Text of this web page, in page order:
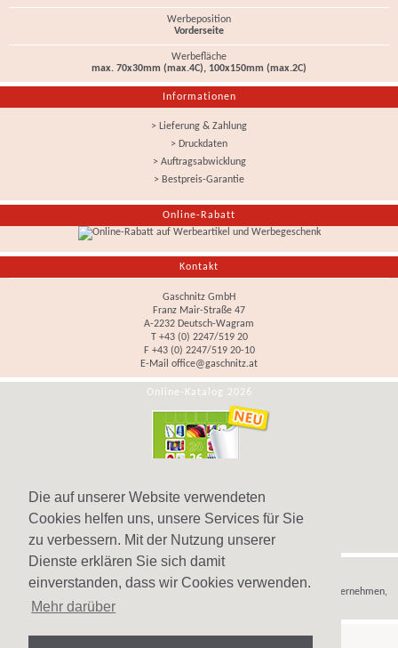
Die auf unserer Website verwendeten
Cookies helfen uns, unsere Services für Sie
zu verbessern. Mit der Nutzung unserer
Dienste erklären Sie sich damit
einverstanden, dass wir Cookies verwenden.
Mehr darüber
Werbeposition
Vorderseite
Werbefläche
max. 70x30mm (max.4C), 100x150mm (max.2C)
Informationen
> Lieferung & Zahlung
> Druckdaten
> Auftragsabwicklung
> Bestpreis-Garantie
Online-Rabatt
Kontakt
Gaschnitz GmbH
Franz Mair-Straße 47
A-2232 Deutsch-Wagram
T +43 (0) 2247/519 20
F +43 (0) 2247/519 20-10
E-Mail office@gaschnitz.at
Online-Katalog 2026
Hinweis
Werbeartikel
nur an Unternehmen,